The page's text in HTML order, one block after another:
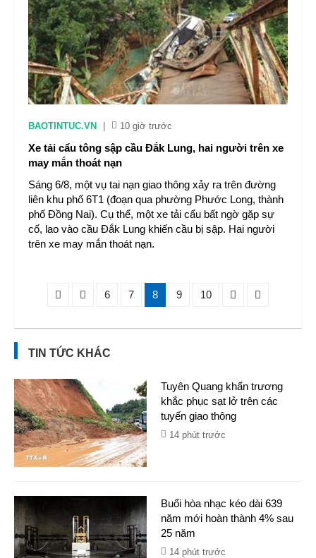
BAOTINTUC.VN 10 giờ trước
Xe tải cẩu tông sập cầu Đắk Lung, hai người trên xe
may mắn thoát nạn
Sáng 6/8, một vụ tai nạn giao thông xảy ra trên đường
liên khu phố 6T1 (đoạn qua phường Phước Long, thành
phố Đồng Nai). Cụ thể, một xe tải cẩu bất ngờ gặp sự
cố, lao vào cầu Đắk Lung khiến cầu bị sập. Hai người
trên xe may mắn thoát nạn.
6 7 8 9 10
TIN TỨC KHÁC
Tuyên Quang khẩn trương
khắc phục sạt lở trên các
tuyến giao thông
14 phút trước
Buổi hòa nhạc kéo dài 639
năm mới hoàn thành 4% sau
25 năm
14 phút trước